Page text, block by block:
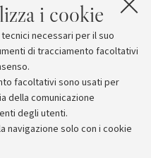
i cookie
necessari per il suo
di tracciamento facoltativi
facoltativi sono usati per
della comunicazione
degli utenti.
navigazione solo con i cookie
Alma Mater
libero, riunisce una
ascolti anche insoliti,